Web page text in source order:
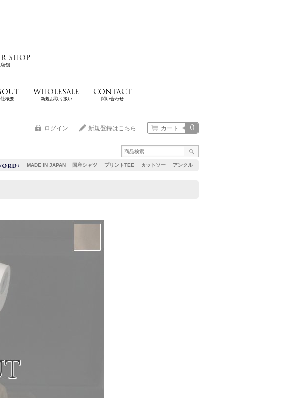
SHOP
舗
社概要
WHOLESALE
新規お取り扱い
CONTACT
問い合わせ
MADE IN JAPAN 国産シャツ プリントTEE カットソー アンクル
0
カート
ログイン 新規登録はこちら